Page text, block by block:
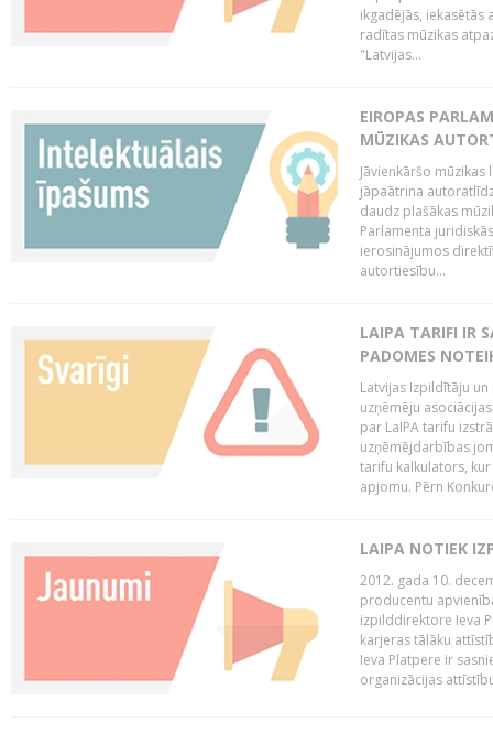
ikgadējās, iekasētās
radītas mūzikas
"Latvijas...
EIROPAS
MŪZIKAS
Jāvienkāršo
jāpaātrina
daudz plašākas
Parlamenta
ierosinājumos
autortiesību...
LAIPA TARIFI IR
PADOMES
Latvijas Izpildītāju
uzņēmēju
par LaIPA tarifu
uzņēmējdarbības
tarifu kalkulators,
apjomu. Pērn
LAIPA NOTIEK
2012. gada 10.
producentu
izpilddirektore Ieva
karjeras tālāku
Ieva Platpere ir
organizācijas